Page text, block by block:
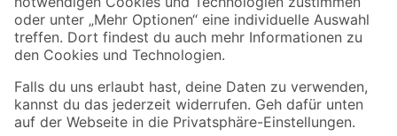
Alle Preisangaben in EUR inkl. gesetzl. MwSt.. Die dargestellten Angebote sind unter
Umständen nicht in allen Märkten verfügbar. Die angegebenen Verfügbarkeiten beziehen